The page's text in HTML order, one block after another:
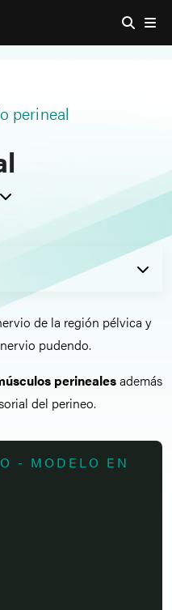
perineal
de la región pélvica y
pudendo.
perinealesademás
del perineo.
- MODELO EN